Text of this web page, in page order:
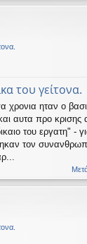
του γείτονα.
χρονια ηταν ο
αυτα προ κρισης
του εργατη" -
τον